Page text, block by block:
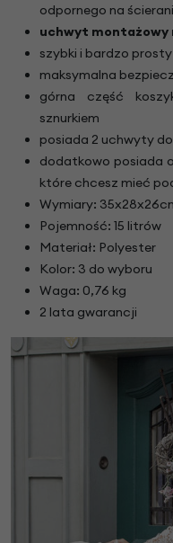
odpornego na
uchwyt montażowy
szybki i bardzo
maksymalna
górna część
sznurkiem
posiada 2 uchwyty
dodatkowo posiada
które chcesz mieć
Wymiary:
Pojemność: 15 litrów
Materiał: Polyester
Kolor: 3 do wyboru
Waga: 0,76 kg
2 lata gwarancji